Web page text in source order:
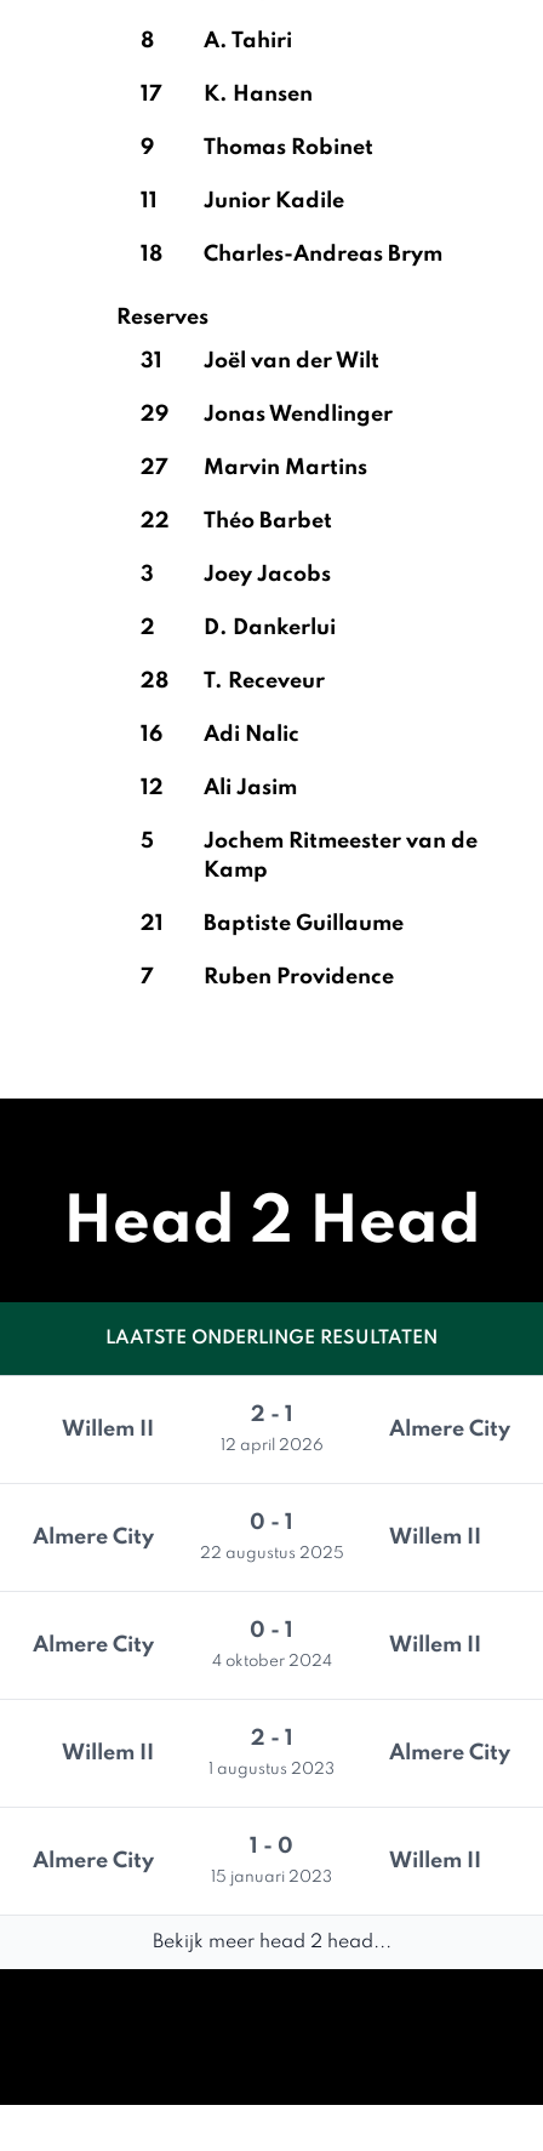
8 A. Tahiri
17 K. Hansen
9 Thomas Robinet
11 Junior Kadile
18 Charles-Andreas Brym
Reserves
31
Joël van der Wilt
29 Jonas Wendlinger
27 Marvin Martins
22 Théo Barbet
3 Joey Jacobs
2 D. Dankerlui
28 T. Receveur
16 Adi Nalic
12 Ali Jasim
5
Jochem Ritmeester van de
Kamp
21 Baptiste Guillaume
7 Ruben Providence
Head 2 Head
LAATSTE ONDERLINGE RESULTATEN
Willem II
2 - 1
12 april 2026
Almere City
Almere City
0 - 1
22 augustus 2025
Willem II
Almere City
0 - 1
4 oktober 2024
Willem II
Willem II
2 - 1
1 augustus 2023
Almere City
Almere City
1 - 0
15 januari 2023
Willem II
Bekijk meer head 2 head...